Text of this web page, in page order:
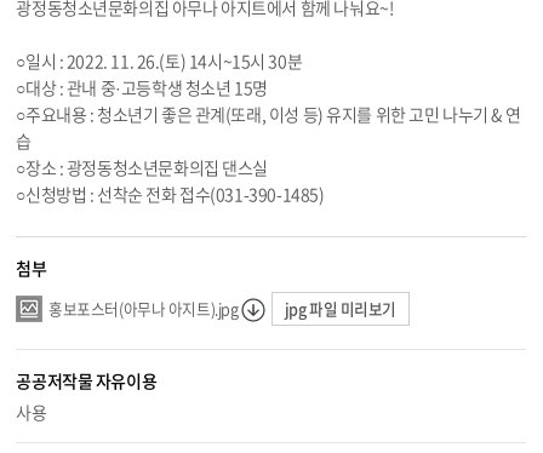
광정동청소년문화의집 아무나 아지트에서 함께 나눠요~!
○일시 : 2022. 11. 26.(토) 14시~15시 30분
○대상 : 관내 중·고등학생 청소년 15명
○주요내용 : 청소년기 좋은 관계(또래, 이성 등) 유지를 위한 고민 나누기 & 연
습
○장소 : 광정동청소년문화의집 댄스실
○신청방법 : 선착순 전화 접수(031-390-1485)
첨부
홍보포스터(아무나 아지트).jpg jpg 파일 미리보기
공공저작물 자유이용
사용